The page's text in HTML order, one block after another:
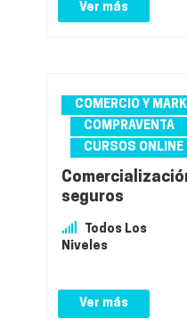
Ver más
COMERCIO Y
COMPRAVENTA
CURSOS ONLINE
seguros
Todos Los
Niveles
Ver más